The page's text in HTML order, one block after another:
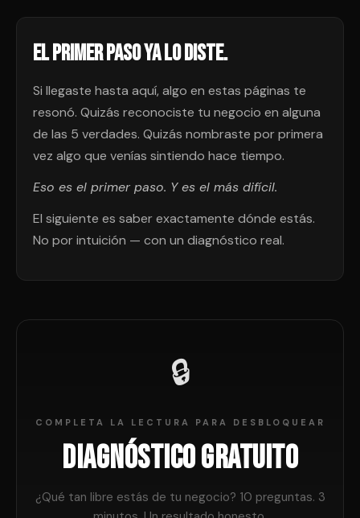
El primer paso ya lo diste.
Si llegaste hasta aquí, algo en estas páginas te
resonó. Quizás reconociste tu negocio en alguna
de las 5 verdades. Quizás nombraste por primera
vez algo que venías sintiendo hace tiempo.
Eso es el primer paso. Y es el más difícil.
El siguiente es saber exactamente dónde estás.
No por intuición — con un diagnóstico real.
🔒
COMPLETA LA LECTURA PARA DESBLOQUEAR
Diagnóstico Gratuito
¿Qué tan libre estás de tu negocio? 10 preguntas. 3